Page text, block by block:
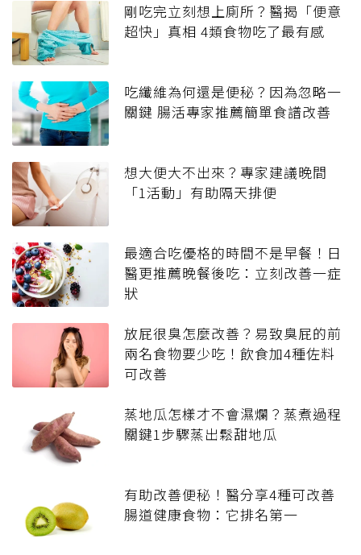
剛吃完立刻想上廁所？醫揭「便意
超快」真相 4類食物吃了最有感
吃纖維為何還是便秘？因為忽略一
關鍵 腸活專家推薦簡單食譜改善
想大便大不出來？專家建議晚間
「1活動」有助隔天排便
最適合吃優格的時間不是早餐！日
醫更推薦晚餐後吃：立刻改善一症
狀
放屁很臭怎麼改善？易致臭屁的前
兩名食物要少吃！飲食加4種佐料
可改善
蒸地瓜怎樣才不會濕爛？蒸煮過程
關鍵1步驟蒸出鬆甜地瓜
有助改善便秘！醫分享4種可改善
腸道健康食物：它排名第一